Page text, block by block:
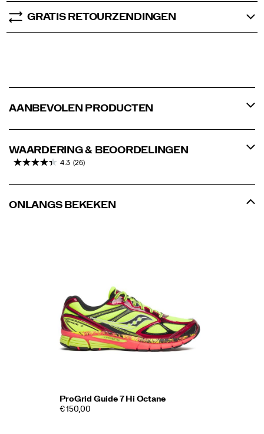
GRATIS RETOURZENDINGEN
AANBEVOLEN PRODUCTEN
WAARDERING & BEOORDELINGEN
4.3 (26)
ONLANGS BEKEKEN
ProGrid Guide 7 Hi Octane
€ 150,00